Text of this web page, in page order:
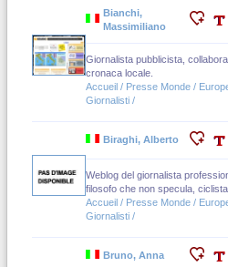
Bianchi,
Massimiliano
Giornalista pubblicista,
cronaca locale.
Accueil / Presse Monde /
Giornalisti /
Biraghi, Alberto
Weblog del giornalista
filosofo che non specula,
Accueil / Presse Monde /
Giornalisti /
Bruno, Anna